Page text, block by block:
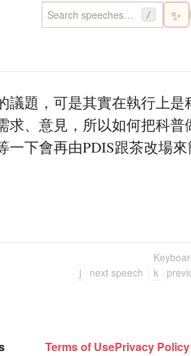
/ ✨
議題，可是其實在執行上是
求、意見，所以如何把科普
一下會再由PDIS跟茶改場來
j
next speech k
Terms of UsePrivacy Policy